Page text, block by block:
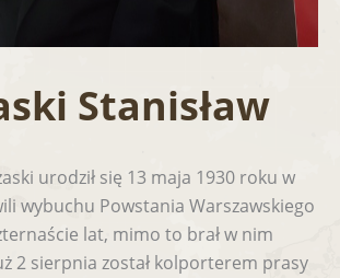
Stanisław
urodził się 13 maja 1930 roku w
wybuchu Powstania Warszawskiego
lat, mimo to brał w nim
2 sierpnia został kolporterem prasy